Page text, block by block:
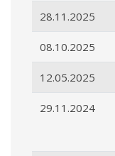
28.11.2025
08.10.2025
12.05.2025
29.11.2024